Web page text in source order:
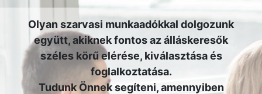
Olyan szarvasi munkaadókkal dolgozunk
együtt, akiknek fontos az álláskeresők
széles körű elérése, kiválasztása és
foglalkoztatása.
Tudunk Önnek segíteni, amennyiben